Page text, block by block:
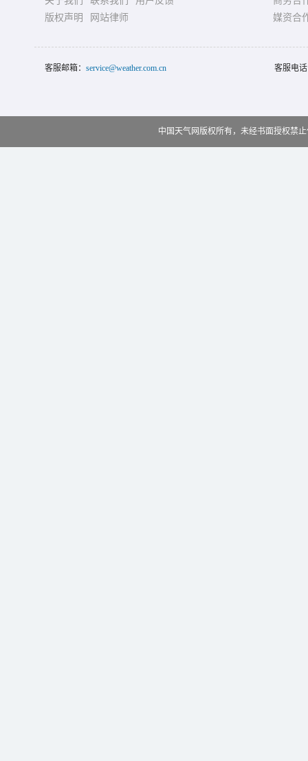
版权声明
网站律师
媒资合
客服邮箱： service@weather.com.cn 客服电
中国天气网版权所有，未经书面授权